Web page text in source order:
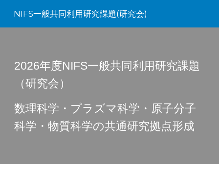
Skip to main content
NIFS一般共同利用研究課題(研究会)
2026年度NIFS一般共同利用研究課題
（研究会）
数理科学・プラズマ科学・原子分子
科学・物質科学の共通研究拠点形成